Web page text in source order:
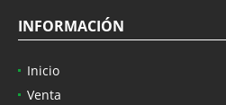
INFORMACIÓN
Inicio
Venta